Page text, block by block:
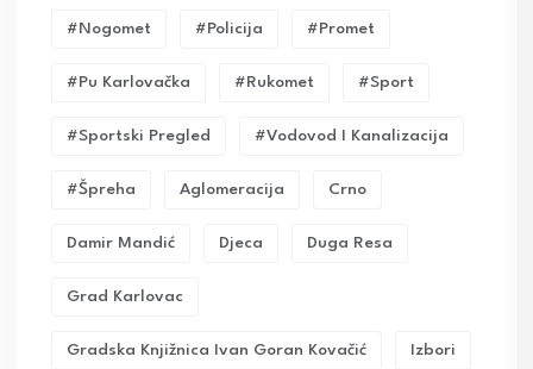
#nogomet #policija #promet
#pu Karlovačka #rukomet #sport
#sportski Pregled #vodovod I Kanalizacija
#Špreha Aglomeracija Crno
Damir Mandić Djeca Duga Resa
Grad Karlovac
Gradska Knjižnica Ivan Goran Kovačić Izbori